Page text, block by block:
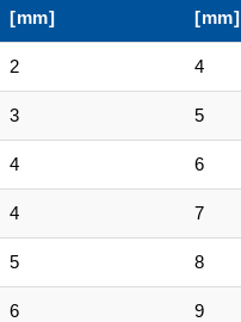
[mm]
[mm]
2 4
3 5
4 6
4 7
5 8
6 9